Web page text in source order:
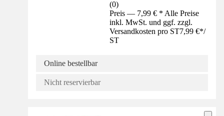
(0)
Preis — 7,99 € * Alle Preise
inkl. MwSt. und ggf. zzgl.
Versandkosten pro ST7,99 €*/
ST
Online bestellbar
Nicht reservierbar